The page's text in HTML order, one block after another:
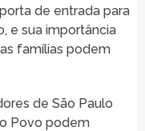
de entrada para
e sua importância
famílias podem
de São Paulo
Povo podem